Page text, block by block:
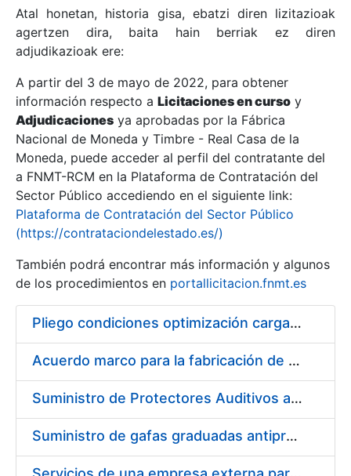
Erakutsi/Ezkutatu
Erakutsi/Ezkutatu
Erakutsi/Ezkutatu
Erakutsi/Ezkutatu
Erakutsi/Ezkutatu
Atal honetan, historia gisa, ebatzi diren lizitazioak
agertzen dira, baita hain berriak ez diren
adjudikazioak ere:
A partir del 3 de mayo de 2022, para obtener
información respecto a Licitaciones en curso y
Adjudicaciones ya aprobadas por la Fábrica
Nacional de Moneda y Timbre - Real Casa de la
Moneda, puede acceder al perfil del contratante del
a FNMT-RCM en la Plataforma de Contratación del
Sector Público accediendo en el siguiente link:
Plataforma de Contratación del Sector Público
(https://contrataciondelestado.es/)
También podrá encontrar más información y algunos
de los procedimientos en portallicitacion.fnmt.es
Pliego condiciones optimización cargas compras firmado
Acuerdo marco para la fabricación de piezas
Suministro de Protectores Auditivos a medida para las personas trabajadoras de los Centros de Trabajo de Madrid y Burgos
Suministro de gafas graduadas antiproyecciones para los trabajadores de la FNMT-RCM en los centros de trabajo de Madrid y Burgos